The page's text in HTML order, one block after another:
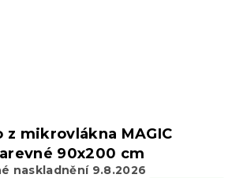
z mikrovlákna MAGIC
90x200 cm
naskladnění 9.8.2026